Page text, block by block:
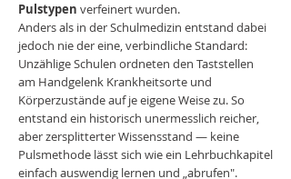
Pulstypen verfeinert wurden.
Anders als in der Schulmedizin entstand dabei
jedoch nie der eine, verbindliche Standard:
Unzählige Schulen ordneten den Taststellen
am Handgelenk Krankheitsorte und
Körperzustände auf je eigene Weise zu. So
entstand ein historisch unermesslich reicher,
aber zersplitterter Wissensstand — keine
Pulsmethode lässt sich wie ein Lehrbuchkapitel
einfach auswendig lernen und „abrufen".